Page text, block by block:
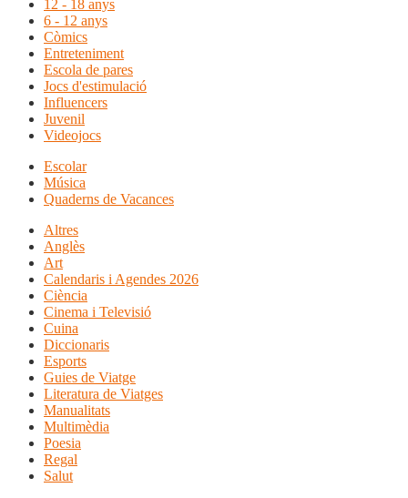
12 - 18 anys
6 - 12 anys
Còmics
Entreteniment
Escola de pares
Jocs d'estimulació
Influencers
Juvenil
Videojocs
Escolar
Música
Quaderns de Vacances
Altres
Anglès
Art
Calendaris i Agendes 2026
Ciència
Cinema i Televisió
Cuina
Diccionaris
Esports
Guies de Viatge
Literatura de Viatges
Manualitats
Multimèdia
Poesia
Regal
Salut